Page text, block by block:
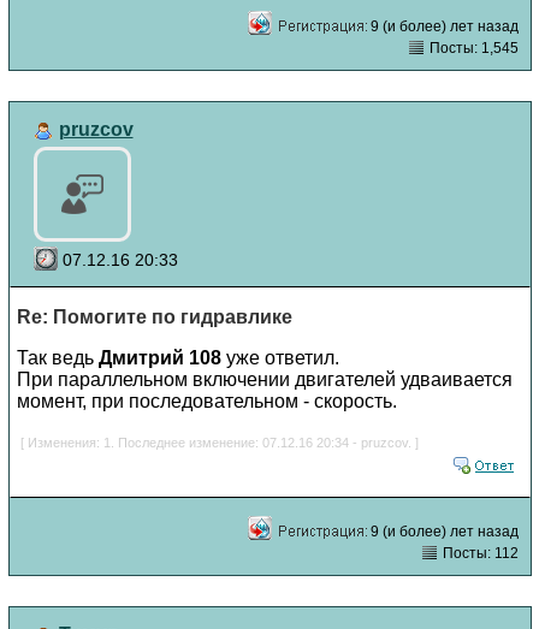
9 (и более) лет назад
Посты: 1,545
pruzcov
07.12.16 20:33
Re: Помогите по гидравлике
Так ведь Дмитрий 108уже ответил.
При параллельном включении двигателей удваивается
момент, при последовательном - скорость.
[ Изменения: 1. Последнее изменение: 07.12.16 20:34 - pruzcov. ]
9 (и более) лет назад
Посты: 112